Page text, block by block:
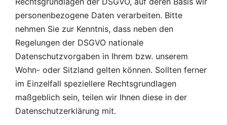
personenbezogene Daten verarbeiten. Bitte
nehmen Sie zur Kenntnis, dass neben den
Regelungen der DSGVO nationale
Datenschutzvorgaben in Ihrem bzw. unserem
Wohn- oder Sitzland gelten können. Sollten ferner
im Einzelfall speziellere Rechtsgrundlagen
maßgeblich sein, teilen wir Ihnen diese in der
Datenschutzerklärung mit.